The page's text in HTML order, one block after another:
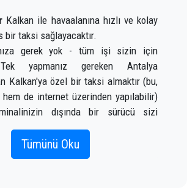
Kalkan ile havaalanına hızlı ve kolay
bir taksi sağlayacaktır.
gerek yok - tüm işi sizin için
yapmanız gereken Antalya
Kalkan'ya özel bir taksi almaktır (bu,
de internet üzerinden yapılabilir)
dışında bir sürücü sizi
bir tabelada adınız yazılı olarak
uçak gelir.
Tümünü Oku